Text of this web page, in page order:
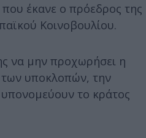
που έκανε ο πρόεδρος της
Κοινοβουλίου.
να μην προχωρήσει η
των υποκλοπών, την
υπονομεύουν το κράτος